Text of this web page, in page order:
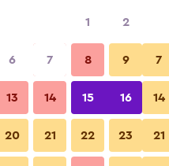
Ver precios
1 2
6 7 8 9
13 14 15 16
20 21 22 23
7
14
21